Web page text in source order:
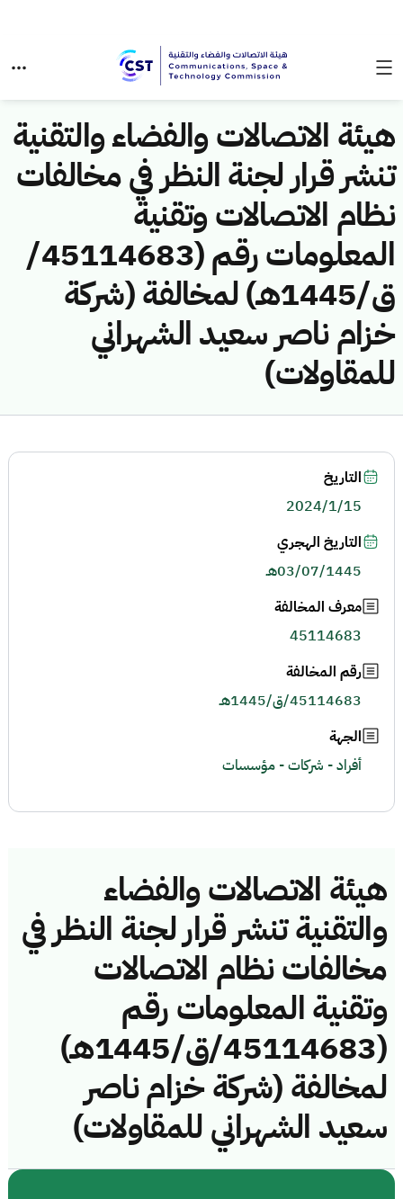
هيئة الاتصالات والفضاء والتقنية
تنشر قرار لجنة النظر في مخالفات
نظام الاتصالات وتقنية
المعلومات رقم (45114683/
ق/1445هـ) لمخالفة (شركة
خزام ناصر سعيد الشهراني
للمقاولات)
هيئة الاتصالات والفضاء
والتقنية تنشر قرار لجنة النظر في
مخالفات نظام الاتصالات
وتقنية المعلومات رقم
(45114683/ق/1445هـ)
لمخالفة (شركة خزام ناصر
سعيد الشهراني للمقاولات)
التاريخ
2024/1/15
التاريخ الهجري
03/07/1445هـ
معرف المخالفة
45114683
رقم المخالفة
45114683/ق/1445هـ
الجهة
أفراد - شركات - مؤسسات